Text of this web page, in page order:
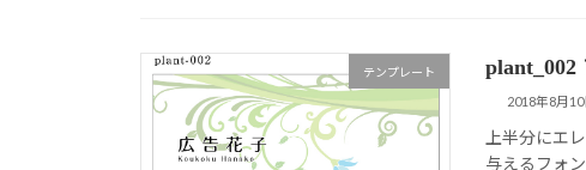
テンプレート plant_002
2018年8月10
上半分にエ
与えるフォ